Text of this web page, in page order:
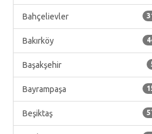
Bahçelievler
Bakırköy
Başakşehir
Bayrampaşa
Beşiktaş